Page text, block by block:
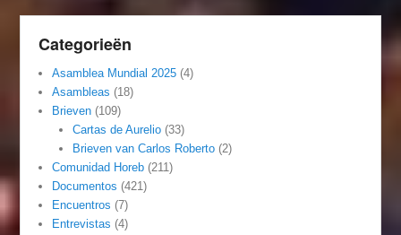
Categorieën
Asamblea Mundial 2025 (4)
Asambleas (18)
Brieven (109)
Cartas de Aurelio(33)
Brieven van Carlos Roberto(2)
Comunidad Horeb (211)
Documentos (421)
Encuentros (7)
Entrevistas (4)